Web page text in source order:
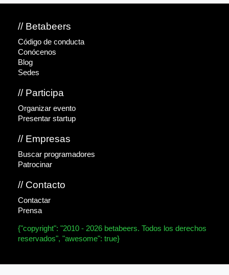
// Betabeers
Código de conducta
Conócenos
Blog
Sedes
// Participa
Organizar evento
Presentar startup
// Empresas
Buscar programadores
Patrocinar
// Contacto
Contactar
Prensa
{"copyright": "2010 - 2026 betabeers. Todos los derechos
reservados", "awesome": true}